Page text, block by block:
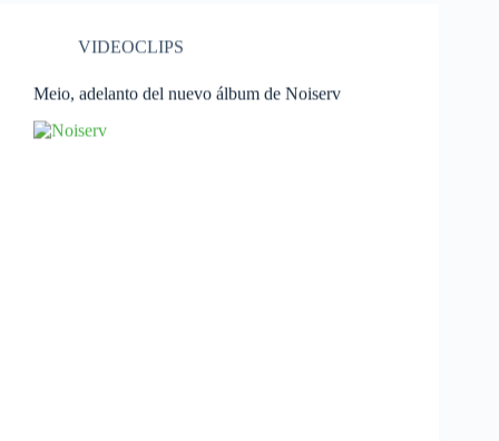
VIDEOCLIPS
Meio, adelanto del nuevo álbum de Noiserv